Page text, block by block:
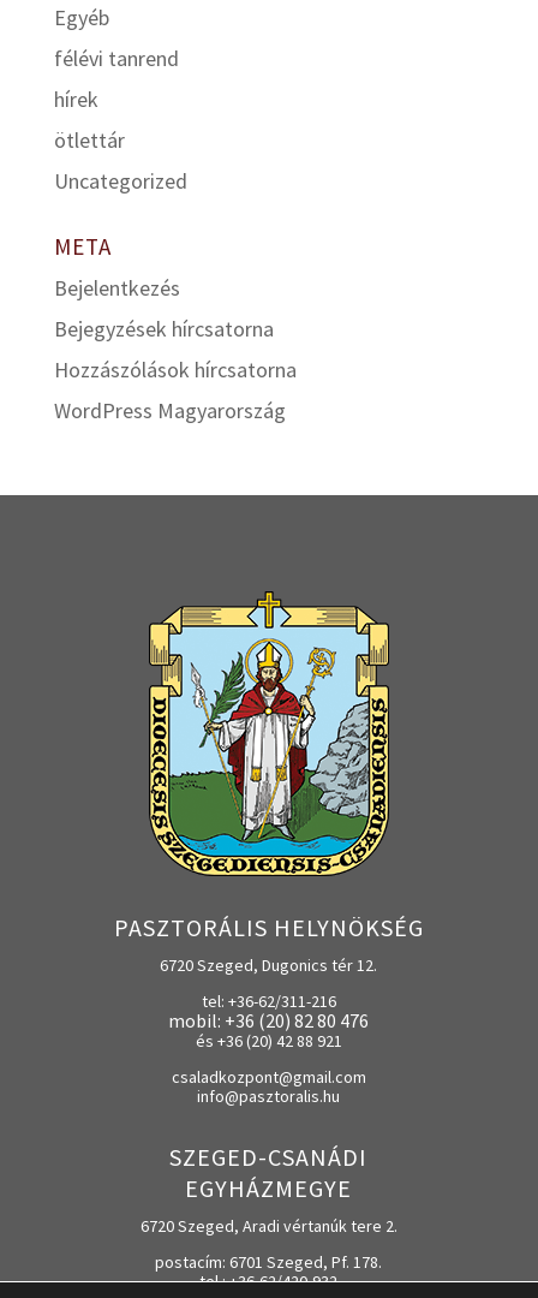
Egyéb
félévi tanrend
hírek
ötlettár
Uncategorized
META
Bejelentkezés
Bejegyzések hírcsatorna
Hozzászólások hírcsatorna
WordPress Magyarország
PASZTORÁLIS HELYNÖKSÉG
6720 Szeged, Dugonics tér 12.
tel: +36-62/311-216
mobil: +36 (20) 82 80 476
és +36 (20) 42 88 921
csaladkozpont@gmail.com
info@pasztoralis.hu
SZEGED-CSANÁDI
EGYHÁZMEGYE
6720 Szeged, Aradi vértanúk tere 2.
postacím: 6701 Szeged, Pf. 178.
tel.: +36-62/420-932